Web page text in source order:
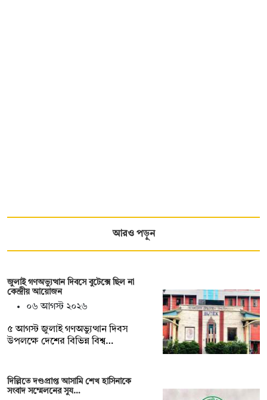
আরও পড়ুন
জুলাই গণঅভ্যুত্থান দিবসে বুটেক্সে ছিল না
কেন্দ্রীয় আয়োজন
০৬ আগস্ট ২০২৬
৫ আগস্ট জুলাই গণঅভ্যুত্থান দিবস
উপলক্ষে দেশের বিভিন্ন বিশ্ব…
দিল্লিতে দণ্ডপ্রাপ্ত আসামি শেখ হাসিনাকে
সংবাদ সম্মেলনের সুয…